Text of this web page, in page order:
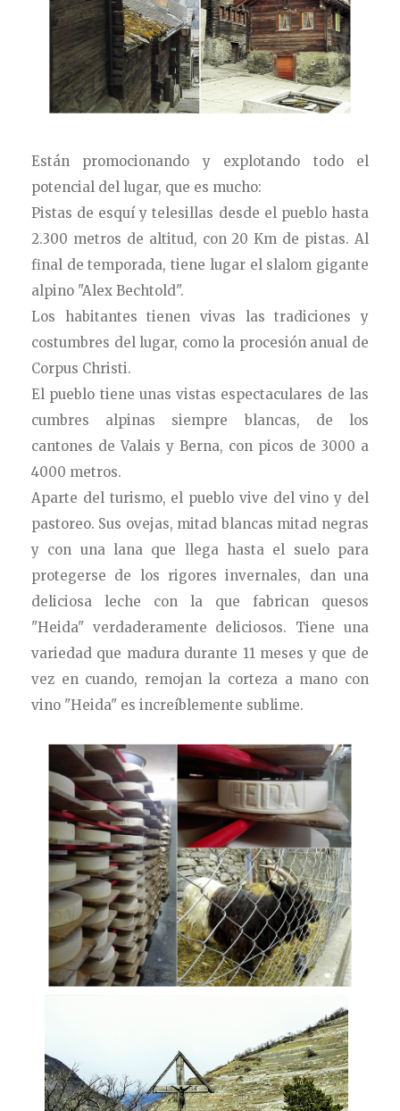
Están promocionando y explotando todo el
potencial del lugar, que es mucho:
Pistas de esquí y telesillas desde el pueblo hasta
2.300 metros de altitud, con 20 Km de pistas. Al
final de temporada, tiene lugar el slalom gigante
alpino "Alex Bechtold".
Los habitantes tienen vivas las tradiciones y
costumbres del lugar, como la procesión anual de
Corpus Christi.
El pueblo tiene unas vistas espectaculares de las
cumbres alpinas siempre blancas, de los
cantones de Valais y Berna, con picos de 3000 a
4000 metros.
Aparte del turismo, el pueblo vive del vino y del
pastoreo. Sus ovejas, mitad blancas mitad negras
y con una lana que llega hasta el suelo para
protegerse de los rigores invernales, dan una
deliciosa leche con la que fabrican quesos
"Heida" verdaderamente deliciosos. Tiene una
variedad que madura durante 11 meses y que de
vez en cuando, remojan la corteza a mano con
vino "Heida" es increíblemente sublime.